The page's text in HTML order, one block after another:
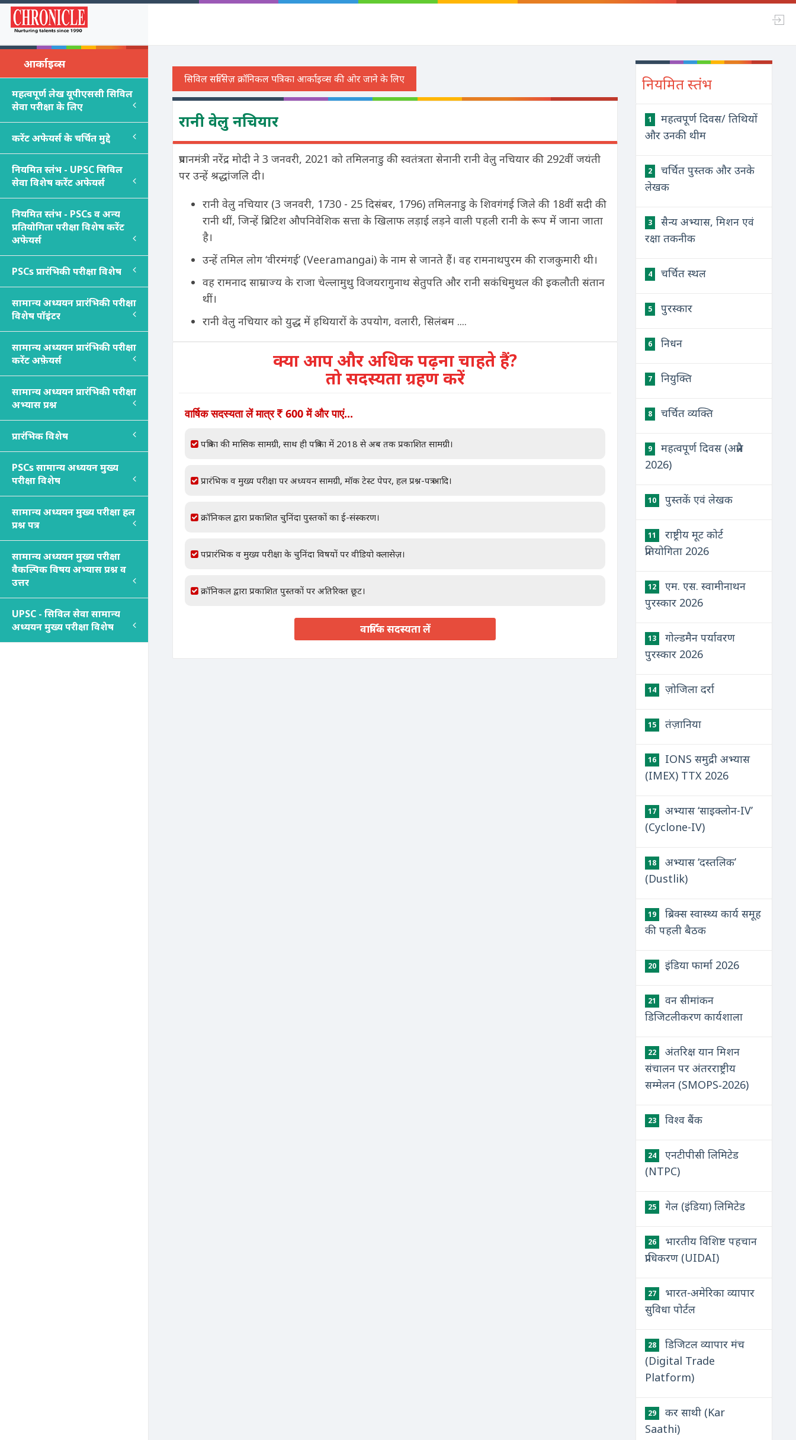
आर्काइव्स
महत्वपूर्ण लेख यूपीएससी सिविल
सेवा परीक्षा के लिए
करेंट अफेयर्स के चर्चित मुद्दे
नियमित स्तंभ - UPSC सिविल
सेवा विशेष करेंट अफेयर्स
नियमित स्तंभ - PSCsव अन्य
प्रतियोगिता परीक्षा विशेष करेंट
अफेयर्स
PSCsप्रारंभिकी परीक्षा विशेष
सामान्य अध्ययन प्रारंभिकी परीक्षा
विशेष पॉइंटर
सामान्य अध्ययन प्रारंभिकी परीक्षा
करेंट अफ़ेयर्स
सामान्य अध्ययन प्रारंभिकी परीक्षा
अभ्यास प्रश्न
प्रारंभिक विशेष
PSCsसामान्य अध्ययन मुख्य
परीक्षा विशेष
सामान्य अध्ययन मुख्य परीक्षा हल
प्रश्न पत्र
सामान्य अध्ययन मुख्य परीक्षा
वैकल्पिक विषय अभ्यास प्रश्न व
उत्तर
UPSC - सिविल सेवा सामान्य
अध्ययन मुख्य परीक्षा विशेष
रानी वेलु नचियार
प्रधानमंत्री नरेंद्र मोदी ने 3 जनवरी, 2021 को तमिलनाडु की स्वतंत्रता सेनानी रानी वेलु नचियार की 292वीं जयंती
पर उन्हें श्रद्धांजलि दी।
रानी वेलु नचियार (3 जनवरी, 1730 - 25 दिसंबर, 1796) तमिलनाडु के शिवगंगई जिले की 18वीं सदी की
रानी थीं, जिन्हें ब्रिटिश औपनिवेशिक सत्ता के खिलाफ लड़ाई लड़ने वाली पहली रानी के रूप में जाना जाता
है।
उन्हें तमिल लोग ‘वीरमंगई’ (Veeramangai) के नाम से जानते हैं। वह रामनाथपुरम की राजकुमारी थी।
वह रामनाद साम्राज्य के राजा चेल्लामुथु विजयरागुनाथ सेतुपति और रानी सकंधिमुथल की इकलौती संतान
थीं।
रानी वेलु नचियार को युद्ध में हथियारों के उपयोग, वलारी, सिलंबम ....
क्या आप और अधिक पढ़ना चाहते हैं?
तो सदस्यता ग्रहण करें
वार्षिक सदस्यता लें मात्र 600 में और पाएं...
पत्रिका की मासिक सामग्री, साथ ही पत्रिका में 2018 से अब तक प्रकाशित सामग्री।
प्रारंभिक व मुख्य परीक्षा पर अध्ययन सामग्री, मॉक टेस्ट पेपर, हल प्रश्न-पत्र आदि।
क्रॉनिकल द्वारा प्रकाशित चुनिंदा पुस्तकों का ई-संस्करण।
पप्रारंभिक व मुख्य परीक्षा के चुनिंदा विषयों पर वीडियो क्लासेज़।
क्रॉनिकल द्वारा प्रकाशित पुस्तकों पर अतिरिक्त छूट।
वार्षिक सदस्यता लें
नियमित स्तंभ
1
महत्वपूर्ण दिवस/ तिथियों
और उनकी थीम
2
चर्चित पुस्तक और उनके
लेखक
3
सैन्य अभ्यास, मिशन एवं
रक्षा तकनीक
4 चर्चित स्थल
5 पुरस्कार
6 निधन
7 नियुक्ति
8 चर्चित व्यक्ति
9
महत्वपूर्ण दिवस (अप्रैल
2026)
10 पुस्तकें एवं लेखक
11
राष्ट्रीय मूट कोर्ट
प्रतियोगिता 2026
12
एम. एस. स्वामीनाथन
पुरस्कार 2026
13
गोल्डमैन पर्यावरण
पुरस्कार 2026
14 ज़ोजिला दर्रा
15 तंज़ानिया
16
IONS समुद्री अभ्यास
(IMEX) TTX 2026
17
अभ्यास ‘साइक्लोन-IV’
(Cyclone-IV)
18
अभ्यास ‘दस्तलिक’
(Dustlik)
19
ब्रिक्स स्वास्थ्य कार्य समूह
की पहली बैठक
20 इंडिया फार्मा 2026
21
वन सीमांकन
डिजिटलीकरण कार्यशाला
22
अंतरिक्ष यान मिशन
संचालन पर अंतरराष्ट्रीय
सम्मेलन (SMOPS‑2026)
23 विश्व बैंक
24
एनटीपीसी लिमिटेड
(NTPC)
25 गेल (इंडिया) लिमिटेड
26
भारतीय विशिष्ट पहचान
प्राधिकरण (UIDAI)
27
भारत-अमेरिका व्यापार
सुविधा पोर्टल
28
डिजिटल व्यापार मंच
(Digital Trade
Platform)
29
कर साथी (Kar
Saathi)